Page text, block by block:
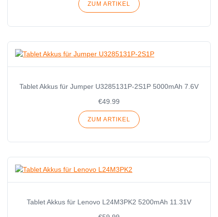
ZUM ARTIKEL
Tablet Akkus für Jumper U3285131P-2S1P 5000mAh 7.6V
€49.99
ZUM ARTIKEL
Tablet Akkus für Lenovo L24M3PK2 5200mAh 11.31V